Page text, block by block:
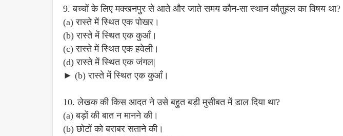
9. बच्चों के लिए मक्खनपुर से आते और जाते समय कौन-सा स्थान कौतुहल का विषय था?
(a) रास्ते में स्थित एक पोखर।
(b) रास्ते में स्थित एक कुआँ।
(c) रास्ते में स्थित एक हवेली।
(d) रास्ते में स्थित एक जंगल|
► (b) रास्ते में स्थित एक कुआँ।
10. लेखक की किस आदत ने उसे बहुत बड़ी मुसीबत में डाल दिया था?
(a) बड़ों की बात न मानने की।
(b) छोटों को बराबर सताने की।